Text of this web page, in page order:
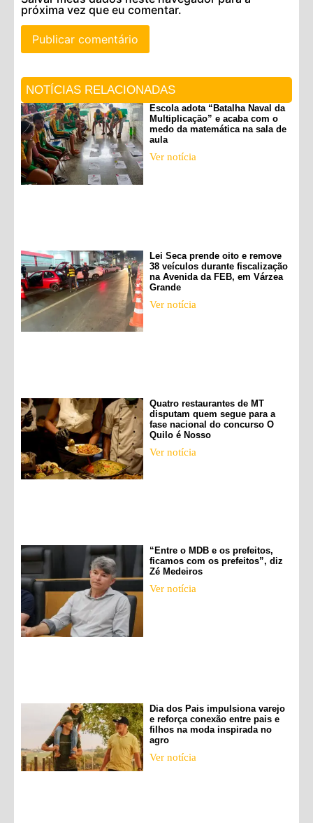
próxima vez que eu comentar.
NOTÍCIAS RELACIONADAS
Escola adota “Batalha Naval da
Multiplicação” e acaba com o
medo da matemática na sala de
aula
Ver notícia
Lei Seca prende oito e remove
38 veículos durante fiscalização
na Avenida da FEB, em Várzea
Grande
Ver notícia
Quatro restaurantes de MT
disputam quem segue para a
fase nacional do concurso O
Quilo é Nosso
Ver notícia
“Entre o MDB e os prefeitos,
ficamos com os prefeitos”, diz
Zé Medeiros
Ver notícia
Dia dos Pais impulsiona varejo
e reforça conexão entre pais e
filhos na moda inspirada no
agro
Ver notícia